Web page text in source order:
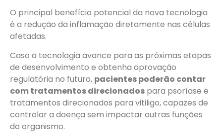
O principal benefício potencial da nova tecnologia
é a redução da inflamação diretamente nas células
afetadas.
Caso a tecnologia avance para as próximas etapas
de desenvolvimento e obtenha aprovação
regulatória no futuro, pacientes poderão contar
com tratamentos direcionados para psoríase e
tratamentos direcionados para vitiligo, capazes de
controlar a doença sem impactar outras funções
do organismo.